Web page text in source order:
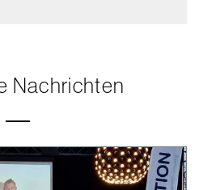
Nachrichten